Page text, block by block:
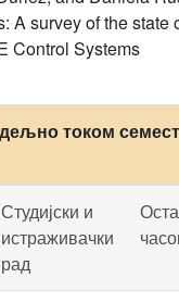
A survey of the state
Control Systems
током
Студијски и
истраживачки
рад